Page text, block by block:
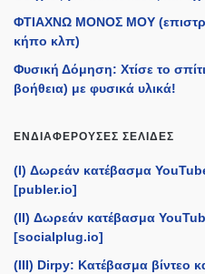
ΦΤΙΑΧΝΩ ΜΟΝΟΣ ΜΟΥ
κήπο κλπ)
Φυσική Δόμηση: Χτίσε το
βοήθεια) με φυσικά υλικά!
ΕΝΔΙΑΦΈΡΟΥΣΕΣ ΣΕΛΊΔΕΣ
(I) Δωρεάν κατέβασμα
[publer.io]
(II) Δωρεάν κατέβασμα
[socialplug.io]
(III) Dirpy: Κατέβασμα βίντεο